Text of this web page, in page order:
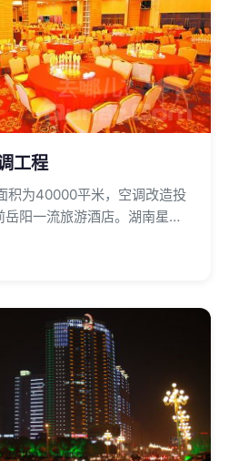
工程
积为40000平米，空调改造投
阳一流旅游酒店。湖南星泽